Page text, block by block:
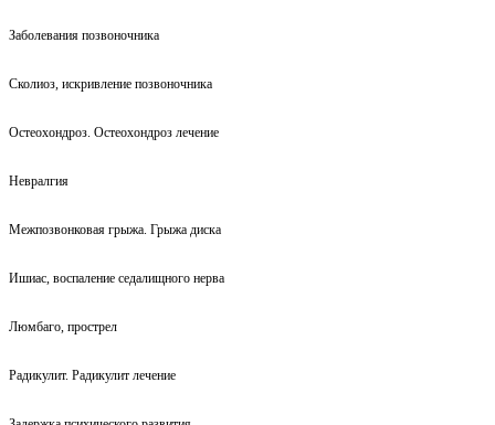
Заболевания позвоночника
Сколиоз, искривление позвоночника
Остеохондроз. Остеохондроз лечение
Невралгия
Межпозвонковая грыжа. Грыжа диска
Ишиас, воспаление седалищного нерва
Люмбаго, прострел
Радикулит. Радикулит лечение